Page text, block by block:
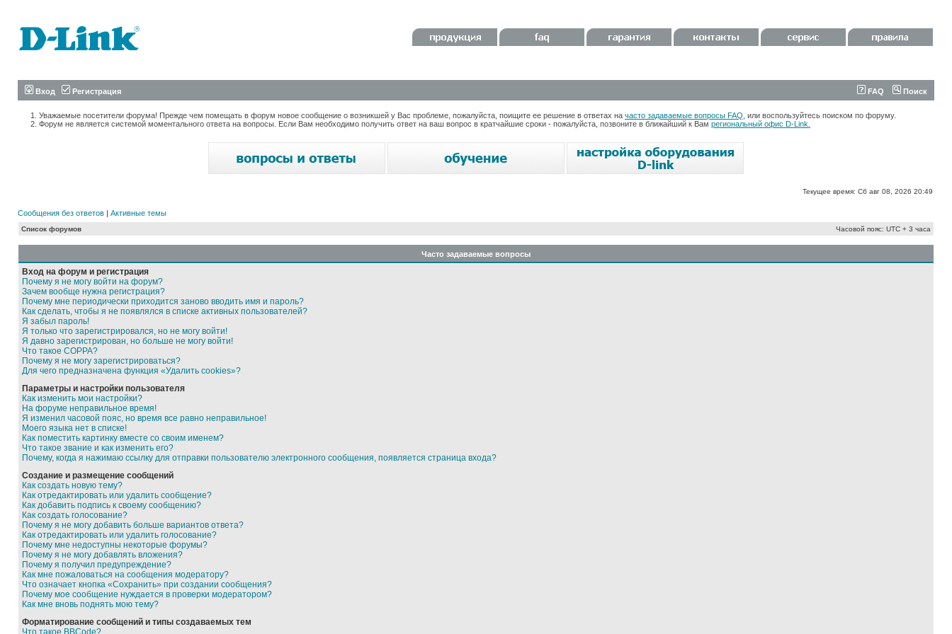
Вход Регистрация FAQ Поиск
Уважаемые посетители форума! Прежде чем помещать в форум новое сообщение о возникшей у Вас проблеме, пожалуйста, поищите ее решение в ответах на часто задаваемые вопросы FAQ , или воспользуйтесь поиском по форуму.
Форум не является системой моментального ответа на вопросы. Если Вам необходимо получить ответ на ваш вопрос в кратчайшие сроки - пожалуйста, позвоните в ближайший к Вам региональный офис D-Link.
Текущее время: Сб авг 08, 2026 20:49
Сообщения без ответов | Активные темы
Список форумов Часовой пояс: UTC + 3 часа
Часто задаваемые вопросы
Вход на форум и регистрация
Почему я не могу войти на форум?
Зачем вообще нужна регистрация?
Почему мне периодически приходится заново вводить имя и пароль?
Как сделать, чтобы я не появлялся в списке активных пользователей?
Я забыл пароль!
Я только что зарегистрировался, но не могу войти!
Я давно зарегистрирован, но больше не могу войти!
Что такое COPPA?
Почему я не могу зарегистрироваться?
Для чего предназначена функция «Удалить cookies»?
Параметры и настройки пользователя
Как изменить мои настройки?
На форуме неправильное время!
Я изменил часовой пояс, но время все равно неправильное!
Моего языка нет в списке!
Как поместить картинку вместе со своим именем?
Что такое звание и как изменить его?
Почему, когда я нажимаю ссылку для отправки пользователю электронного сообщения, появляется страница входа?
Создание и размещение сообщений
Как создать новую тему?
Как отредактировать или удалить сообщение?
Как добавить подпись к своему сообщению?
Как создать голосование?
Почему я не могу добавить больше вариантов ответа?
Как отредактировать или удалить голосование?
Почему мне недоступны некоторые форумы?
Почему я не могу добавлять вложения?
Почему я получил предупреждение?
Как мне пожаловаться на сообщения модератору?
Что означает кнопка «Сохранить» при создании сообщения?
Почему мое сообщение нуждается в проверки модератором?
Как мне вновь поднять мою тему?
Форматирование сообщений и типы создаваемых тем
Что такое BBCode?